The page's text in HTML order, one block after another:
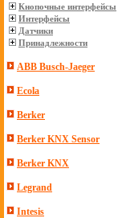
Кнопочные интерфейсы
Интерфейсы
Датчики
Принадлежности
ABB Busch-Jaeger
Ecola
Berker
Berker KNX Sensor
Berker KNX
Legrand
Intesis